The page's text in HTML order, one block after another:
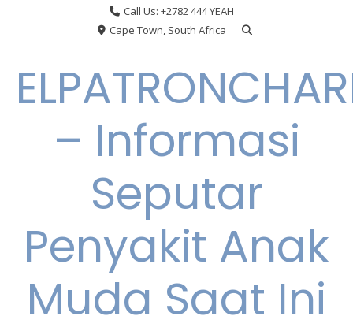
Call Us: +2782 444 YEAH
Cape Town, South Africa
– Informasi
Seputar
Penyakit Anak
Muda Saat Ini